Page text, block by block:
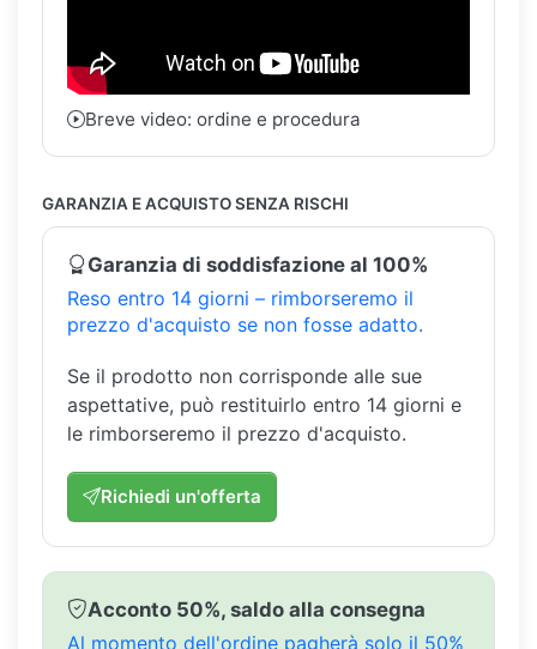
Breve video: ordine e procedura
GARANZIA E ACQUISTO SENZA RISCHI
Garanzia di soddisfazione al 100%
Reso entro 14 giorni – rimborseremo il
prezzo d'acquisto se non fosse adatto.
Se il prodotto non corrisponde alle sue
aspettative, può restituirlo entro 14 giorni e
le rimborseremo il prezzo d'acquisto.
Richiedi un'offerta
Acconto 50%, saldo alla consegna
Al momento dell'ordine pagherà solo il 50%